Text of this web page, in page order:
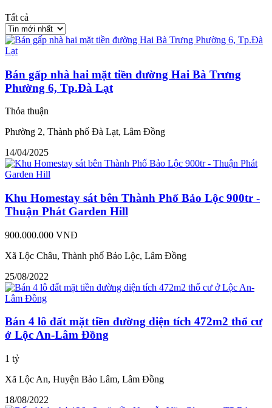
Tất cả
Bán gấp nhà hai mặt tiền đường Hai Bà Trưng
Phường 6, Tp.Đà Lạt
Thỏa thuận
Phường 2, Thành phố Đà Lạt, Lâm Đồng
14/04/2025
Khu Homestay sát bên Thành Phố Bảo Lộc 900tr -
Thuận Phát Garden Hill
900.000.000 VNĐ
Xã Lộc Châu, Thành phố Bảo Lộc, Lâm Đồng
25/08/2022
Bán 4 lô đất mặt tiền đường diện tích 472m2 thổ cư
ở Lộc An-Lâm Đồng
1 tỷ
Xã Lộc An, Huyện Bảo Lâm, Lâm Đồng
18/08/2022